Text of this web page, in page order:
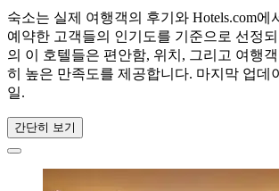
숙소는 실제 여행객의 후기와 Hotels.com에
예약한 고객들의 인기도를 기준으로 선정
의 이 호텔들은 편안함, 위치, 그리고 여행
히 높은 만족도를 제공합니다. 마지막 업데
일.
간단히 보기